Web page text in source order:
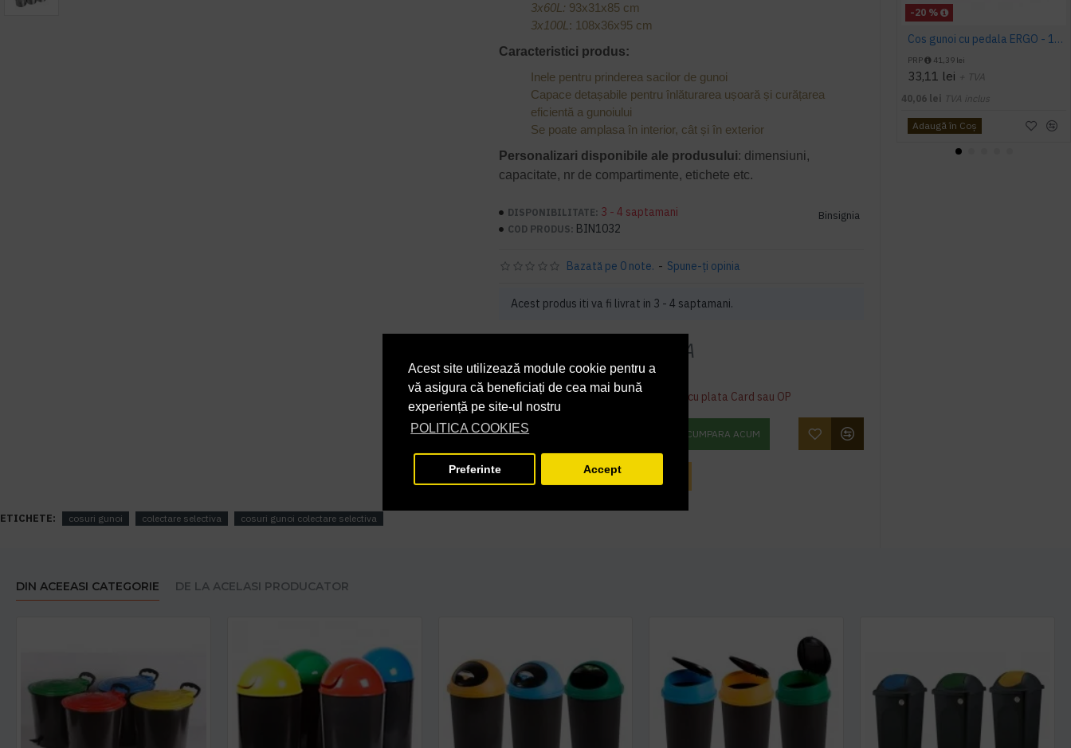
Acest site utilizează module cookie pentru a
vă asigura că beneficiați de cea mai bună
experiență pe site-ul nostru
POLITICA COOKIES
Preferinte Accept
3x60L: 93x31x85 cm
3x100L : 108x36x95 cm
Caracteristici produs:
Inele pentru prinderea sacilor de gunoi
Capace detașabile pentru înlăturarea ușoară și curățarea
eficientă a gunoiului
Se poate amplasa în interior, cât și în exterior
Personalizari disponibile ale produsului: dimensiuni,
capacitate, nr de compartimente, etichete etc.
DISPONIBILITATE: 3 - 4 saptamani
COD PRODUS: BIN1032
Binsignia
Acest produs iti va fi livrat in 3 - 4 saptamani.
Bazată pe 0 note. - Spune-ţi opinia
+ TVA
6.229,08 lei TVA inclus
Acest produs se poate comanda doar cu plata Card sau OP
CUMPARA ACUM
INTREABA DESPRE ACEST PRODUS
ETICHETE: cosuri gunoi colectare selectiva cosuri gunoi colectare selectiva
-20 %
Cos gunoi cu pedala ERGO - 10 litri
PRP 41,39 lei
33,11 lei + TVA
40,06 lei TVA inclus
Adaugă în Coş
DIN ACEEASI CATEGORIE DE LA ACELASI PRODUCATOR